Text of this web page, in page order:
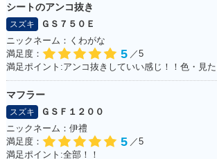
シートのアンコ抜き
スズキ
ＧＳ７５０Ｅ
ニックネーム：くわがな
満足度：
5 ／5
マフラー
スズキ
ＧＳＦ１２００
ニックネーム：伊禮
満足度：
5 ／5
満足ポイント:全部！！